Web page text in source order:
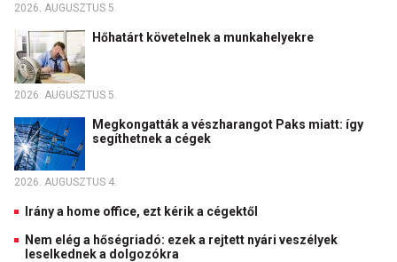
2026. AUGUSZTUS 5.
Hőhatárt követelnek a munkahelyekre
2026. AUGUSZTUS 5.
Megkongatták a vészharangot Paks miatt: így
segíthetnek a cégek
2026. AUGUSZTUS 4.
Irány a home office, ezt kérik a cégektől
Nem elég a hőségriadó: ezek a rejtett nyári veszélyek
leselkednek a dolgozókra